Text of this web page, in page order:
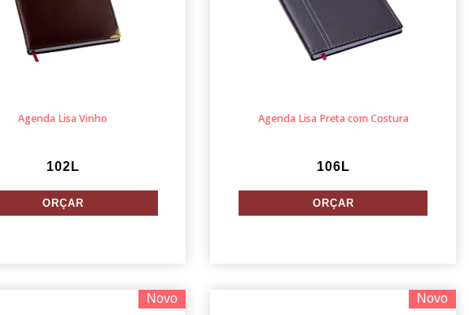
Agenda Lisa Vinho
102L
Agenda Lisa Preta com Costura
106L
Novo Novo